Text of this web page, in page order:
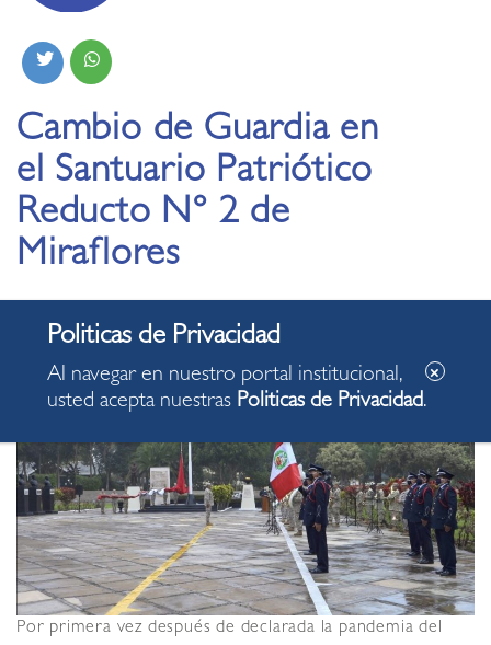
Cambio de Guardia en
el Santuario Patriótico
Reducto N° 2 de
Miraflores
11.07.2021
Por primera vez después de declarada la pandemia del
Al navegar en nuestro portal institucional,
usted acepta nuestras Politicas de Privacidad.